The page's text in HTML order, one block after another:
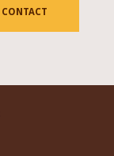
CONTACT